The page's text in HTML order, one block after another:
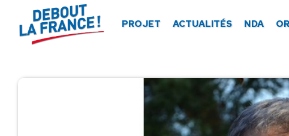
PROJET ACTUALITÉS NDA
Panneau de gestion des cookies